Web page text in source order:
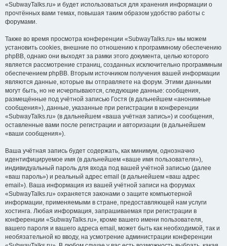
«SubwayTalks.ru» и будет использоваться для хранения информации о
прочтённых вами темах, повышая таким образом удобство работы с
форумами.
Также во время просмотра конференции «SubwayTalks.ru» мы можем
установить cookies, внешние по отношению к программному обеспечению
phpBB, однако они выходят за рамки этого документа, целью которого
является рассмотрение страниц, созданных исключительно программным
обеспечением phpBB. Вторым источником получения вашей информации
являются данные, которые вы отправляете на форум. Этими данными
могут быть, но не исчерпываются, следующие данные: сообщения,
размещённые под учётной записью Гостя (в дальнейшем «анонимные
сообщения»), данные, указанные при регистрации в конференции
«SubwayTalks.ru» (в дальнейшем «ваша учётная запись») и сообщения,
оставленные вами после регистрации и авторизации (в дальнейшем
«ваши сообщения»).
Ваша учётная запись будет содержать, как минимум, однозначно
идентифицируемое имя (в дальнейшем «ваше имя пользователя»),
индивидуальный пароль для входа под вашей учётной записью (далее
«ваш пароль») и реальный адрес email (в дальнейшем «ваш адрес
email»). Ваша информация из вашей учётной записи на форумах
«SubwayTalks.ru» охраняется законами о защите компьютерной
информации, применяемыми в стране, предоставляющей нам услуги
хостинга. Любая информация, запрашиваемая при регистрации в
конференции «SubwayTalks.ru», кроме вашего имени пользователя,
вашего пароля и вашего адреса email, может быть как необходимой, так и
необязательной ко вводу, на усмотрение администрации конференции